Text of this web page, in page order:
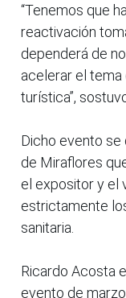
“Tenemos que
reactivación
dependerá de
acelerar el tema
turística”,
Dicho evento se
de Miraflores
el expositor y el
estrictamente
sanitaria.
Ricardo Acosta
evento de